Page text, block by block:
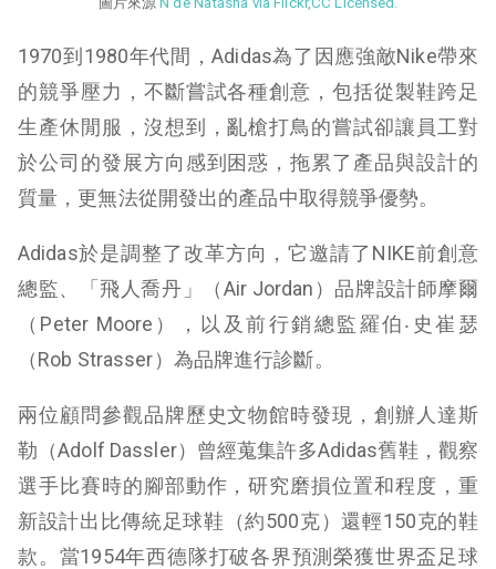
1970到1980年代間，Adidas為了因應強敵Nike帶來
的競爭壓力，不斷嘗試各種創意，包括從製鞋跨足
生產休閒服，沒想到，亂槍打鳥的嘗試卻讓員工對
於公司的發展方向感到困惑，拖累了產品與設計的
質量，更無法從開發出的產品中取得競爭優勢。
Adidas於是調整了改革方向，它邀請了NIKE前創意
總監、「飛人喬丹」（Air Jordan）品牌設計師摩爾
（Peter Moore），以及前行銷總監羅伯‧史崔瑟
（Rob Strasser）為品牌進行診斷。
兩位顧問參觀品牌歷史文物館時發現，創辦人達斯
勒（Adolf Dassler）曾經蒐集許多Adidas舊鞋，觀察
選手比賽時的腳部動作，研究磨損位置和程度，重
新設計出比傳統足球鞋（約500克）還輕150克的鞋
款。當1954年西德隊打破各界預測榮獲世界盃足球